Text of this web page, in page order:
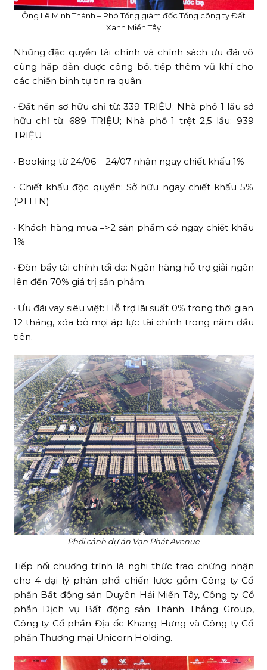
Ông Lê Minh Thành – Phó Tổng giám đốc Tổng công ty Đất
Xanh Miền Tây
Những đặc quyền tài chính và chính sách ưu đãi vô
cùng hấp dẫn được công bố, tiếp thêm vũ khí cho
các chiến binh tự tin ra quân:
· Đất nền sở hữu chỉ từ: 339 TRIỆU; Nhà phố 1 lầu sở
hữu chỉ từ: 689 TRIỆU; Nhà phố 1 trệt 2,5 lầu: 939
TRIỆU
· Booking từ 24/06 – 24/07 nhận ngay chiết khấu 1%
· Chiết khấu độc quyền: Sở hữu ngay chiết khấu 5%
(PTTTN)
· Khách hàng mua =>2 sản phẩm có ngay chiết khấu
1%
· Đòn bẩy tài chính tối đa: Ngân hàng hỗ trợ giải ngân
lên đến 70% giá trị sản phẩm.
· Ưu đãi vay siêu việt: Hỗ trợ lãi suất 0% trong thời gian
12 tháng, xóa bỏ mọi áp lực tài chính trong năm đầu
tiên.
Phối cảnh dự án Vạn Phát Avenue
Tiếp nối chương trình là nghi thức trao chứng nhận
cho 4 đại lý phân phối chiến lược gồm Công ty Cổ
phần Bất động sản Duyên Hải Miền Tây, Công ty Cổ
phần Dịch vụ Bất động sản Thành Thắng Group,
Công ty Cổ phần Địa ốc Khang Hưng và Công ty Cổ
phần Thương mại Unicorn Holding.